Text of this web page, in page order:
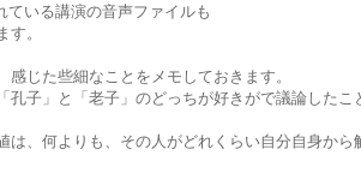
ている講演の音声ファイルも
す。
感じた些細なことをメモしておきます。
孔子」と「老子」のどっちが好きがで議論したこ
は、何よりも、その人がどれくらい自分自身か